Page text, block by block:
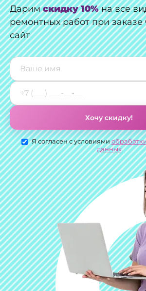
Даримскидку 10%на все
ремонтных работ при заказе
сайт
Хочу скидку!
Я согласен с условиями
данных